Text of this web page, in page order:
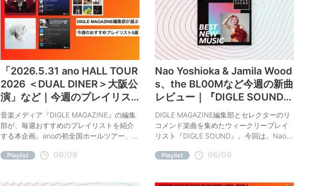
「2026.5.31 ano HALL TOUR
2026 ＜DUAL DINER＞大阪公
演」など｜今週のプレイリス
ト5選
音楽メディア『DIGLE MAGAZINE』の編集
部が、毎週おすすめのプレイリストを紹介
する本企画。anoの初全国ホールツアー、
Festival Asia Thailand、ズーカラデルのツ
Playlist 06/08
Nao Yoshioka & Jamila Wood
s、the BL00Mなど今週の新曲
レビュー｜『DIGLE SOUND』
プレイリスト全40曲更新
DIGLE MAGAZINE編集部とセレクターのリ
コメンド楽曲を集めたウィークリープレイ
リスト『DIGLE SOUND』。今回は、Nao
Woods」、the BL00M「Sea glass (feat.
Playlist 06/08